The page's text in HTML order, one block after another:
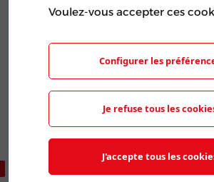
Publié le 20 Mar 2024
PARTAGER
ARTICLES SIMILAIRES
Voulez-vous accepter ces
Configurer les
Je refuse tous les
J'accepte tous les